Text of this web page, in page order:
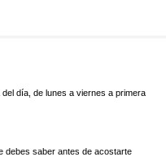
día, de lunes a viernes a primera
debes saber antes de acostarte